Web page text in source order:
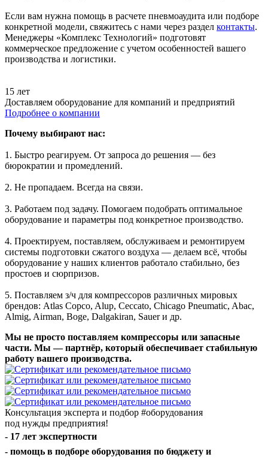
Если вам нужна помощь в расчете пневмоаудита или подборе
конкретной модели, свяжитесь с нами через раздел контакты.
Менеджеры «Комплекс Технологий» подготовят
коммерческое предложение с учетом особенностей вашего
производства и логистики.
15 лет
Доставляем оборудование для компаний и предприятий
Подробнее о компании
Почему выбирают нас:
1. Быстро реагируем. От запроса до решения — без
бюрократии и промедлений.
2. Не пропадаем. Всегда на связи.
3. Работаем под задачу. Помогаем подобрать оптимальное
оборудование и параметры под конкретное производство.
4. Проектируем, поставляем, обслуживаем и ремонтируем
системы подготовки сжатого воздуха — делаем всё, чтобы
оборудование у наших клиентов работало стабильно, без
простоев и сюрпризов.
5. Поставляем з/ч для компрессоров различных мировых
брендов: Atlas Copco, Alup, Ceccato, Chicago Pneumatic, Abac,
Almig, Airman, Boge, Dalgakiran, Sauer и др.
Мы не просто поставляем компрессоры или запасные
части. Мы — партнёр, который обеспечивает стабильную
работу вашего производства.
Консультация эксперта и подбор #оборудования
под нужды предприятия!
- 17 лет экспертности
- помощь в подборе оборудования по бюджету и